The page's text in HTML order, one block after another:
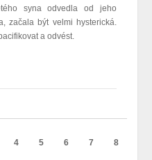
syna odvedla od jeho
začala být velmi hysterická.
a odvést.
4 5 6 7 8